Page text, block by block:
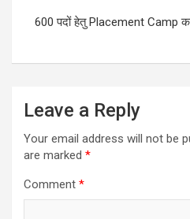
600 पदों हेतु Placement Camp
Leave a Reply
Your email address will not be
are marked *
Comment *